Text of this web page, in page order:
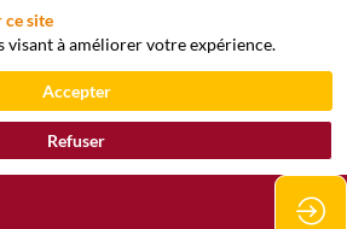
ce site
visant à améliorer votre expérience.
Accepter
Refuser